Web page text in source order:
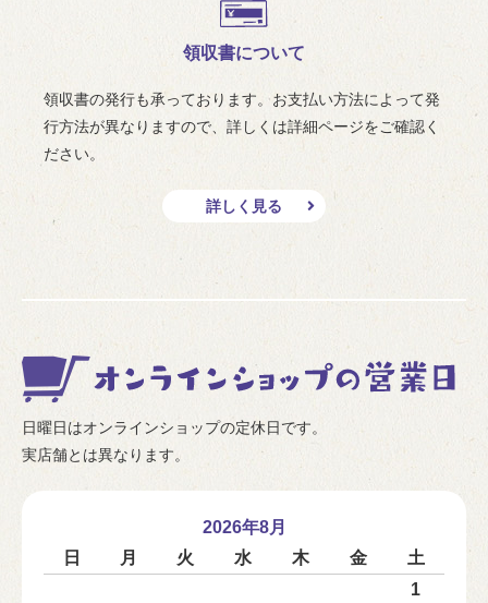
領収書について
領収書の発行も承っております。お支払い方法によって発
行方法が異なりますので、詳しくは詳細ページをご確認く
ださい。
詳しく見る
日曜日はオンラインショップの定休日です。
実店舗とは異なります。
2026年8月
日
月 火 水 木 金
土
1